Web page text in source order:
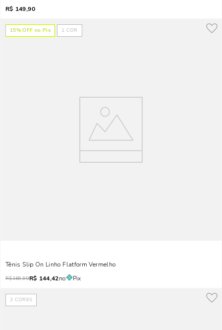
R$ 149,90
15% OFF no Pix 1 COR
Tênis Slip On Linho Flatform Vermelho
R$169,90R$ 144,42no Pix
2 CORES